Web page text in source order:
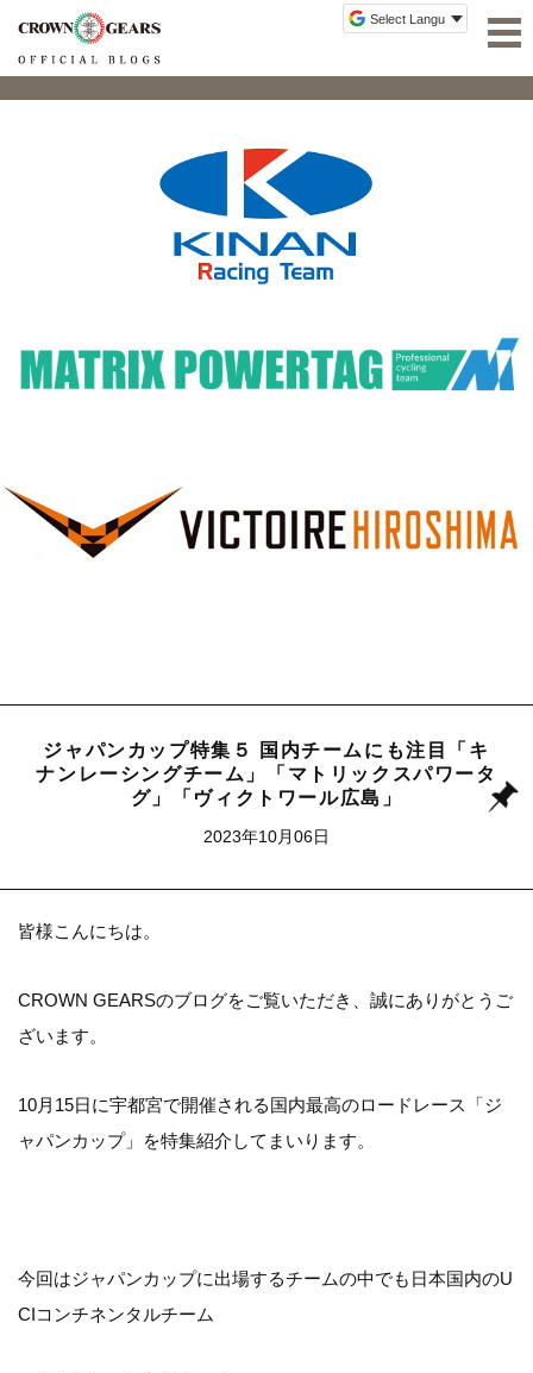
ジャパンカップ特集５ 国内チームにも注目「キ
ナンレーシングチーム」「マトリックスパワータ
グ」「ヴィクトワール広島」
2023年10月06日
皆様こんにちは。
CROWN GEARSのブログをご覧いただき、誠にありがとうご
ざいます。
10月15日に宇都宮で開催される国内最高のロードレース「ジ
ャパンカップ」を特集紹介してまいります。
今回はジャパンカップに出場するチームの中でも日本国内のU
CIコンチネンタルチーム